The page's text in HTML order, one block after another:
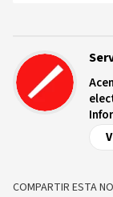
de
COMPARTIR ESTA